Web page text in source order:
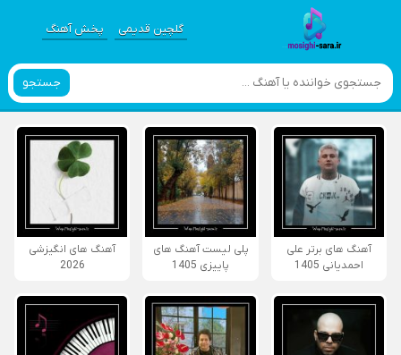
گلچین قدیمی پخش آهنگ
جستجو
آهنگ های برتر علی
احمدیانی 1405
پلی لیست آهنگ های
پاییزی 1405
آهنگ های انگیزشی
2026